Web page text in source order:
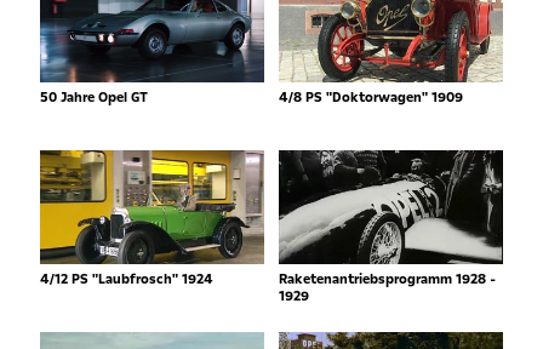
50 Jahre Opel GT 4/8 PS "Doktorwagen" 1909
4/12 PS "Laubfrosch" 1924
Raketenantriebsprogramm 1928 -
1929